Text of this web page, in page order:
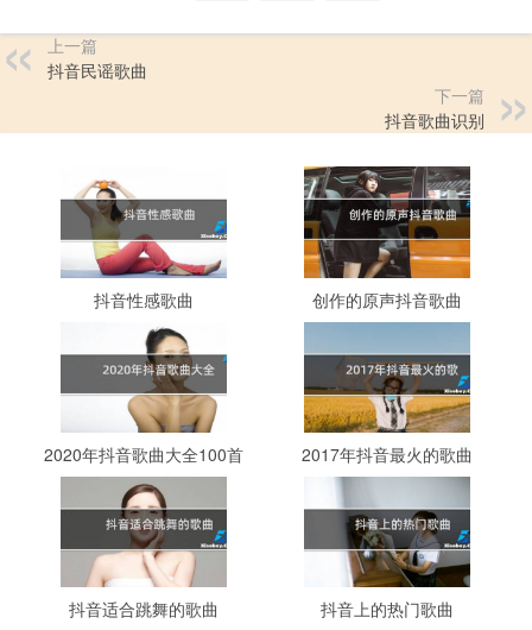
上一篇
抖音民谣歌曲
下一篇
抖音歌曲识别
抖音性感歌曲 创作的原声抖音歌曲
2020年抖音歌曲大全100首 2017年抖音最火的歌曲
抖音适合跳舞的歌曲 抖音上的热门歌曲